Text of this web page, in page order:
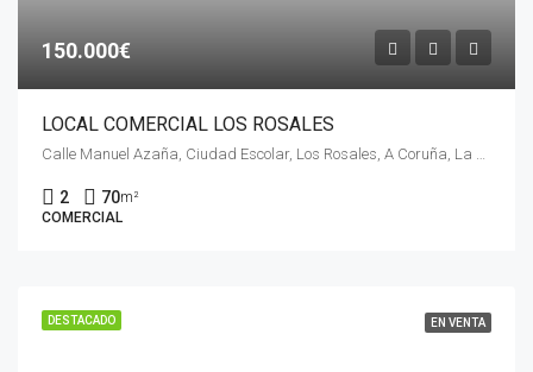
150.000€
LOCAL COMERCIAL LOS ROSALES
Calle Manuel Azaña, Ciudad Escolar, Los Rosales, A Coruña, La Coruña, Galicia, 15011, España
2 70m²
COMERCIAL
DESTACADO EN VENTA